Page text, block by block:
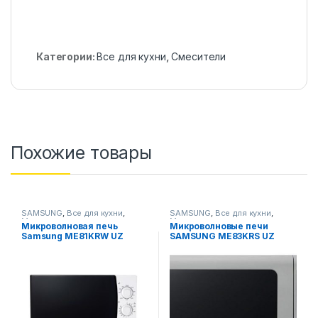
Категории:Все для кухни ,Смесители
Похожие товары
SAMSUNG, Все для кухни,
Микроволновые печи
Микроволновая печь
Samsung ME81KRW UZ
SAMSUNG, Все для кухни,
Микроволновые печи
Микроволновые печи
SAMSUNG ME83KRS UZ